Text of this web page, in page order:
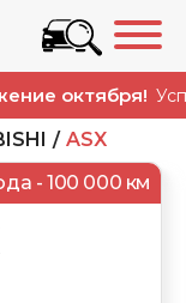
Успейте
ASX
- 100 000 км